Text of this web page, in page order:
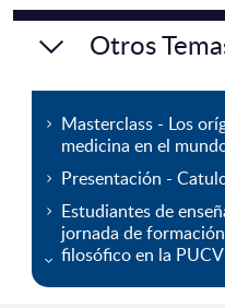
Otros
Masterclass - Los
medicina en el
Presentación -
Estudiantes de
jornada de
filosófico en la PUCV